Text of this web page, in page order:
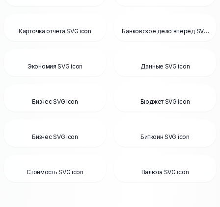
Карточка отчета SVG icon
Банковское дело вперёд SVG
Экономия SVG icon Данные SVG icon
Бизнес SVG icon Бюджет SVG icon
Бизнес SVG icon Биткоин SVG icon
Стоимость SVG icon Валюта SVG icon